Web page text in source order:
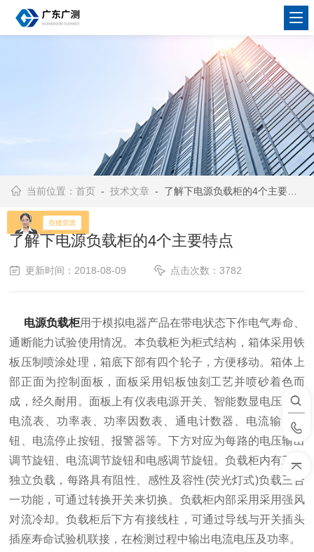
当前位置：首页 -技术文章 - 了解下电源负载柜的4个主要特点
了解下电源负载柜的4个主要特点
更新时间：2018-08-09 点击次数：3782
电源负载柜用于模拟电器产品在带电状态下作电气寿命、
通断能力试验使用情况。本负载柜为柜式结构，箱体采用铁
板压制喷涂处理，箱底下部有四个轮子，方便移动。箱体上
部正面为控制面板，面板采用铝板蚀刻工艺并喷砂着色而
成，经久耐用。面板上有仪表电源开关、智能数显电压表、
电流表、功率表、功率因数表、通电计数器、电流输出按
钮、电流停止按钮、报警器等。下方对应为每路的电压输出
调节旋钮、电流调节旋钮和电感调节旋钮。负载柜内有三路
独立负载，每路具有阻性、感性及容性(荧光灯式)负载三合
一功能，可通过转换开关来切换。负载柜内部采用采用强风
对流冷却。负载柜后下方有接线柱，可通过导线与开关插头
插座寿命试验机联接，在检测过程中输出电流电压及功率。